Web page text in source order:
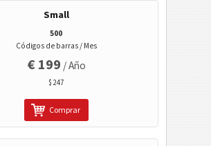
EAN / UPC
Códigos 2D
Códigos GS1 2D
Banca electrónica / SEPA
Small
500
Códigos de barras / Mes
€ 199 / Año
$ 247
Comprar